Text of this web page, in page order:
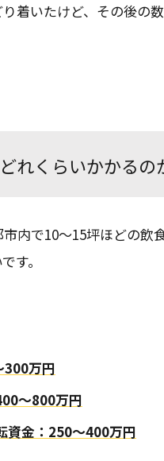
着いたけど、その後の
れくらいかかるの
内で10〜15坪ほどの
す。
万円
〜800万円
資金：250〜400万円